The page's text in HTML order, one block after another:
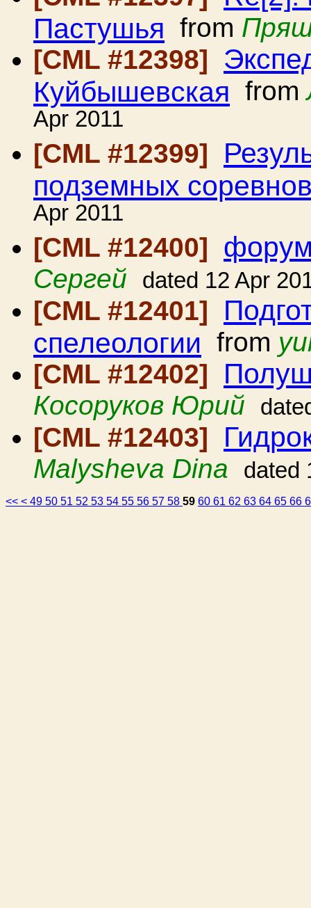
Пастушья from
[CML #12398]
Куйбышевская from
Apr 2011
[CML #12399]
подземных
Apr 2011
[CML #12400]
Сергей dated 12 Apr
[CML #12401]
спелеологии from
[CML #12402]
Косоруков Юрий
[CML #12403]
Malysheva Dina dated
<< < 49 50 51 52 53 54 55 56 57 58 59 60 61 62 63 64 65 66